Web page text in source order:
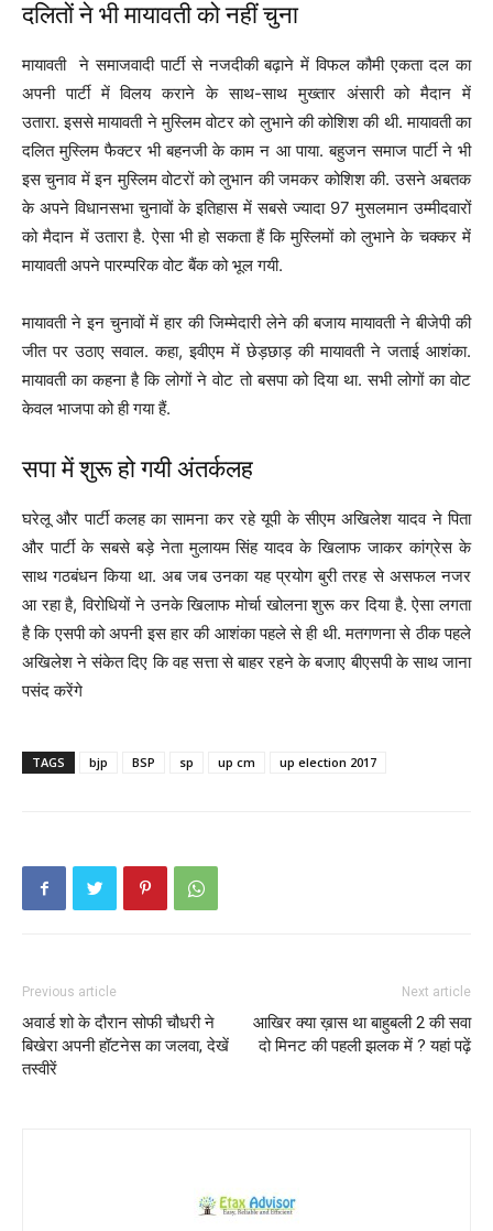
दलितों ने भी मायावती को नहीं चुना
मायावती ने समाजवादी पार्टी से नजदीकी बढ़ाने में विफल कौमी एकता दल का
अपनी पार्टी में विलय कराने के साथ-साथ मुख्तार अंसारी को मैदान में
उतारा. इससे मायावती ने मुस्लिम वोटर को लुभाने की कोशिश की थी. मायावती का
दलित मुस्लिम फैक्टर भी बहनजी के काम न आ पाया. बहुजन समाज पार्टी ने भी
इस चुनाव में इन मुस्लिम वोटरों को लुभान की जमकर कोशिश की. उसने अबतक
के अपने विधानसभा चुनावों के इतिहास में सबसे ज्यादा 97 मुसलमान उम्मीदवारों
को मैदान में उतारा है. ऐसा भी हो सकता हैं कि मुस्लिमों को लुभाने के चक्कर में
मायावती अपने पारम्परिक वोट बैंक को भूल गयी.
मायावती ने इन चुनावों में हार की जिम्मेदारी लेने की बजाय मायावती ने बीजेपी की
जीत पर उठाए सवाल. कहा, इवीएम में छेड़छाड़ की मायावती ने जताई आशंका.
मायावती का कहना है कि लोगों ने वोट तो बसपा को दिया था. सभी लोगों का वोट
केवल भाजपा को ही गया हैं.
सपा में शुरू हो गयी अंतर्कलह
घरेलू और पार्टी कलह का सामना कर रहे यूपी के सीएम अखिलेश यादव ने पिता
और पार्टी के सबसे बड़े नेता मुलायम सिंह यादव के खिलाफ जाकर कांग्रेस के
साथ गठबंधन किया था. अब जब उनका यह प्रयोग बुरी तरह से असफल नजर
आ रहा है, विरोधियों ने उनके खिलाफ मोर्चा खोलना शुरू कर दिया है. ऐसा लगता
है कि एसपी को अपनी इस हार की आशंका पहले से ही थी. मतगणना से ठीक पहले
अखिलेश ने संकेत दिए कि वह सत्ता से बाहर रहने के बजाए बीएसपी के साथ जाना
पसंद करेंगे
TAGS bjp BSP sp up cm up election 2017
Previous article
अवार्ड शो के दौरान सोफी चौधरी ने
बिखेरा अपनी हॉटनेस का जलवा, देखें
तस्वीरें
Next article
आखिर क्या ख़ास था बाहुबली 2 की सवा
दो मिनट की पहली झलक में ? यहां पढ़ें